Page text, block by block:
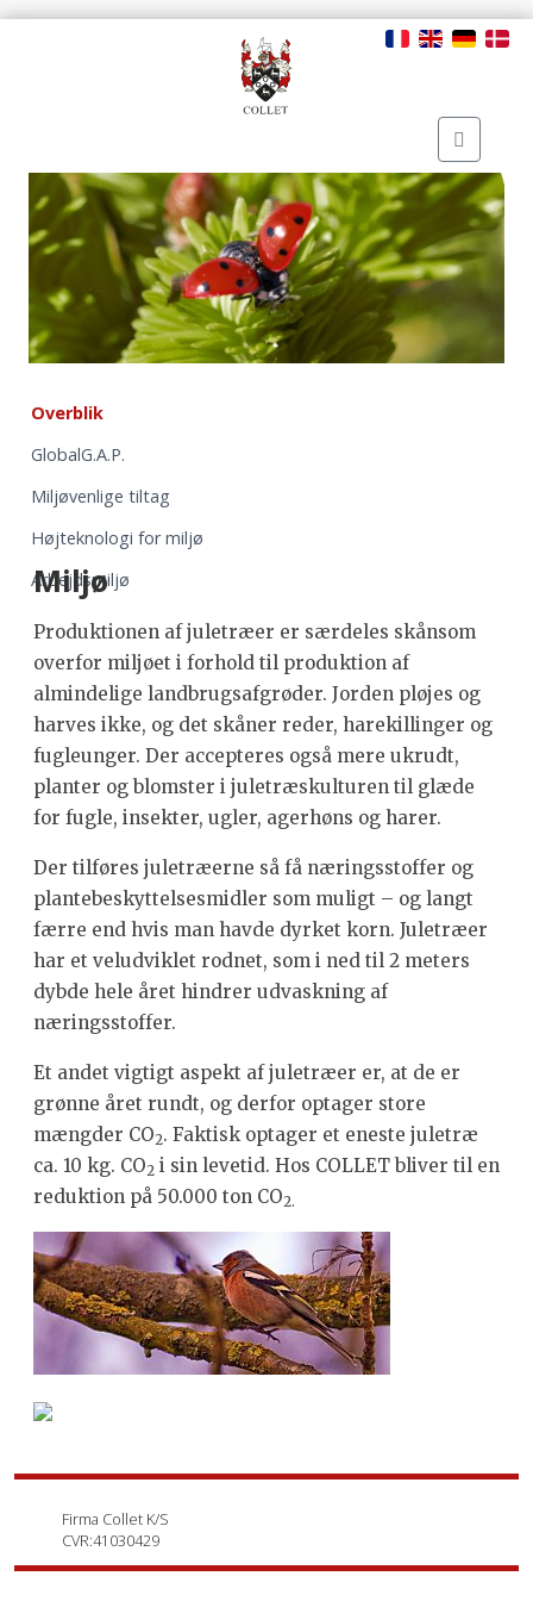
Overblik
GlobalG.A.P.
Miljøvenlige tiltag
Højteknologi for miljø
Arbejdsmiljø
Miljø
Produktionen af juletræer er særdeles skånsom
overfor miljøet i forhold til produktion af
almindelige landbrugsafgrøder. Jorden pløjes og
harves ikke, og det skåner reder, harekillinger og
fugleunger. Der accepteres også mere ukrudt,
planter og blomster i juletræskulturen til glæde
for fugle, insekter, ugler, agerhøns og harer.
Der tilføres juletræerne så få næringsstoffer og
plantebeskyttelsesmidler som muligt – og langt
færre end hvis man havde dyrket korn. Juletræer
har et veludviklet rodnet, som i ned til 2 meters
dybde hele året hindrer udvaskning af
næringsstoffer.
Et andet vigtigt aspekt af juletræer er, at de er
grønne året rundt, og derfor optager store
mængder CO2. Faktisk optager et eneste juletræ
ca. 10 kg. CO2 i sin levetid. Hos COLLET bliver til en
reduktion på 50.000 ton CO2.
Firma Collet K/S
CVR:41030429